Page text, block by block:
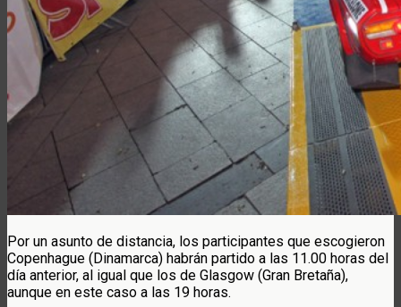
Por un asunto de distancia, los participantes que escogieron
Copenhague (Dinamarca) habrán partido a las 11.00 horas del
día anterior, al igual que los de Glasgow (Gran Bretaña),
aunque en este caso a las 19 horas.